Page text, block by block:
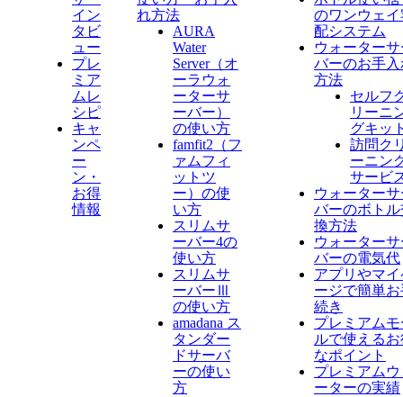
イン
タビ
ュー
プレ
ミア
ムレ
シピ
キャ
ンペ
ー
ン・
お得
情報
れ方法
AURA
Water
Server​（オ
ーラウォ
ーターサ
ーバー）
の使い方
famfit2（フ
ァムフィ
ットツ
ー）の使
い方
スリムサ
ーバー4の
使い方
スリムサ
ーバーⅢ
の使い方
amadana ス
タンダー
ドサーバ
ーの使い
方
のワンウェイ
配システム
ウォーター
バーのお手入
方法
セルフ
リーニ
グキッ
訪問ク
ーニン
サービ
ウォーター
バーのボトル
換方法
ウォーター
バーの電気代
アプリやマイ
ージで簡単お
続き
プレミアムモ
ルで使える
なポイント
プレミアムウ
ーターの実績